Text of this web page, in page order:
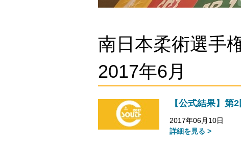
南日本柔術選手
2017年6月
【公式結果】第
2017年06月10日
詳細を見る >